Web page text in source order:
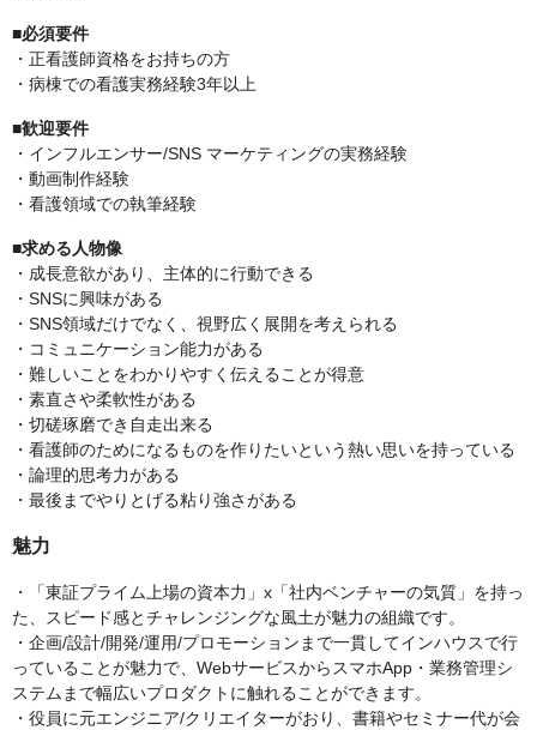
■必須要件
・正看護師資格をお持ちの方
・病棟での看護実務経験3年以上
■歓迎要件
・インフルエンサー/SNS マーケティングの実務経験
・動画制作経験
・看護領域での執筆経験
■求める人物像
・成長意欲があり、主体的に行動できる
・SNSに興味がある
・SNS領域だけでなく、視野広く展開を考えられる
・コミュニケーション能力がある
・難しいことをわかりやすく伝えることが得意
・素直さや柔軟性がある
・切磋琢磨でき自走出来る
・看護師のためになるものを作りたいという熱い思いを持っている
・論理的思考力がある
・最後までやりとげる粘り強さがある
魅力
・「東証プライム上場の資本力」x「社内ベンチャーの気質」を持っ
た、スピード感とチャレンジングな風土が魅力の組織です。
・企画/設計/開発/運用/プロモーションまで一貫してインハウスで行
っていることが魅力で、WebサービスからスマホApp・業務管理シ
ステムまで幅広いプロダクトに触れることができます。
・役員に元エンジニア/クリエイターがおり、書籍やセミナー代が会